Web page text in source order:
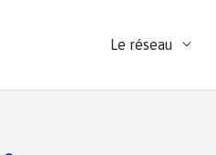
Le réseau